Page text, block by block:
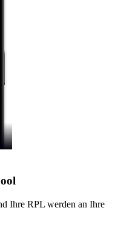
Ihre RPL werden an Ihre